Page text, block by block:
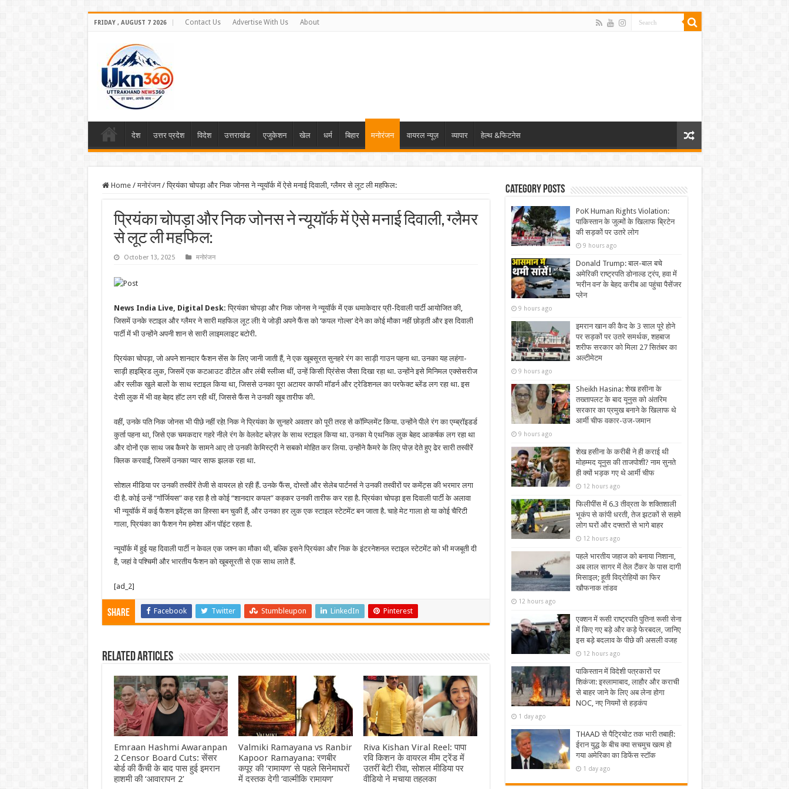
FRIDAY , AUGUST 7 2026 Contact Us Advertise With Us About
देश उत्तर प्रदेश विदेश उत्तराखंड एजुकेशन खेल धर्म बिहार मनोरंजन वायरल न्यूज़ व्यापार हेल्थ &फिटनेस
Home / मनोरंजन / प्रियंका चोपड़ा और निक जोनस ने न्यूयॉर्क में ऐसे मनाई दिवाली, ग्लैमर से लूट ली महफिल:
प्रियंका चोपड़ा और निक जोनस ने न्यूयॉर्क में ऐसे मनाई दिवाली, ग्लैमर
से लूट ली महफिल:
October 13, 2025 मनोरंजन
News India Live, Digital Desk:प्रियंका चोपड़ा और निक जोनस ने न्यूयॉर्क में एक धमाकेदार प्री-दिवाली पार्टी आयोजित की,
जिसमें उनके स्टाइल और ग्लैमर ने सारी महफिल लूट ली! ये जोड़ी अपने फैंस को ‘कपल गोल्स’ देने का कोई मौका नहीं छोड़ती और इस दिवाली
पार्टी में भी उन्होंने अपनी शान से सारी लाइमलाइट बटोरी.
प्रियंका चोपड़ा, जो अपने शानदार फैशन सेंस के लिए जानी जाती हैं, ने एक खूबसूरत सुनहरे रंग का साड़ी गाउन पहना था. उनका यह लहंगा-
साड़ी हाइब्रिड लुक, जिसमें एक कटआउट डीटेल और लंबी स्लीव्स थीं, उन्हें किसी प्रिंसेस जैसा दिखा रहा था. उन्होंने इसे मिनिमल एक्सेसरीज
और स्लीक खुले बालों के साथ स्टाइल किया था, जिससे उनका पूरा अटायर काफी मॉडर्न और ट्रेडिशनल का परफेक्ट ब्लेंड लग रहा था. इस
देसी लुक में भी वह बेहद हॉट लग रही थीं, जिससे फैंस ने उनकी खूब तारीफ की.
वहीं, उनके पति निक जोनस भी पीछे नहीं रहे! निक ने प्रियंका के सुनहरे अवतार को पूरी तरह से कॉम्प्लिमेंट किया. उन्होंने पीले रंग का एम्ब्रॉइडर्ड
कुर्ता पहना था, जिसे एक चमकदार गहरे नीले रंग के वेलवेट ब्लेज़र के साथ स्टाइल किया था. उनका ये एथनिक लुक बेहद आकर्षक लग रहा था
और दोनों एक साथ जब कैमरे के सामने आए तो उनकी केमिस्ट्री ने सबको मोहित कर लिया. उन्होंने कैमरे के लिए पोज़ देते हुए ढेर सारी तस्वीरें
क्लिक करवाईं, जिसमें उनका प्यार साफ झलक रहा था.
सोशल मीडिया पर उनकी तस्वीरें तेजी से वायरल हो रही हैं. उनके फैंस, दोस्तों और सेलेब पार्टनर्स ने उनकी तस्वीरों पर कमेंट्स की भरमार लगा
दी है. कोई उन्हें “गॉर्जियस” कह रहा है तो कोई “शानदार कपल” कहकर उनकी तारीफ कर रहा है. प्रियंका चोपड़ा इस दिवाली पार्टी के अलावा
भी न्यूयॉर्क में कई फैशन इवेंट्स का हिस्सा बन चुकी हैं, और उनका हर लुक एक स्टाइल स्टेटमेंट बन जाता है. चाहे मेट गाला हो या कोई चैरिटी
गाला, प्रियंका का फैशन गेम हमेशा ऑन पॉइंट रहता है.
न्यूयॉर्क में हुई यह दिवाली पार्टी न केवल एक जश्न का मौका थी, बल्कि इसने प्रियंका और निक के इंटरनेशनल स्टाइल स्टेटमेंट को भी मजबूती दी
है, जहां वे पश्चिमी और भारतीय फैशन को खूबसूरती से एक साथ लाते हैं.
[ad_2]
Share Facebook Twitter Stumbleupon LinkedIn Pinterest
Related Articles
Emraan Hashmi Awaranpan
2 Censor Board Cuts: सेंसर
बोर्ड की कैंची के बाद पास हुई इमरान
हाशमी की ‘आवारापन 2’
Valmiki Ramayana vs Ranbir
Kapoor Ramayana: रणबीर
कपूर की ‘रामायण’ से पहले सिनेमाघरों
में दस्तक देगी ‘वाल्मीकि रामायण’
Riva Kishan Viral Reel: पापा
रवि किशन के वायरल मीम ट्रेंड में
उतरीं बेटी रीवा, सोशल मीडिया पर
वीडियो ने मचाया तहलका
Category Posts
PoK Human Rights Violation:
पाकिस्तान के जुल्मों के खिलाफ ब्रिटेन
की सड़कों पर उतरे लोग
9 hours ago
Donald Trump: बाल-बाल बचे
अमेरिकी राष्ट्रपति डोनाल्ड ट्रंप, हवा में
‘मरीन वन’ के बेहद करीब आ पहुंचा पैसेंजर
प्लेन
9 hours ago
इमरान खान की कैद के 3 साल पूरे होने
पर सड़कों पर उतरे समर्थक, शहबाज
शरीफ सरकार को मिला 27 सितंबर का
अल्टीमेटम
9 hours ago
Sheikh Hasina: शेख हसीना के
तख्तापलट के बाद यूनुस को अंतरिम
सरकार का प्रमुख बनाने के खिलाफ थे
आर्मी चीफ वकार-उज-जमान
9 hours ago
शेख हसीना के करीबी ने ही कराई थी
मोहम्मद यूनुस की ताजपोशी? नाम सुनते
ही क्यों भड़क गए थे आर्मी चीफ
12 hours ago
फिलीपींस में 6.3 तीव्रता के शक्तिशाली
भूकंप से कांपी धरती, तेज झटकों से सहमे
लोग घरों और दफ्तरों से भागे बाहर
12 hours ago
पहले भारतीय जहाज को बनाया निशाना,
अब लाल सागर में तेल टैंकर के पास दागी
मिसाइल; हूती विद्रोहियों का फिर
खौफनाक तांडव
12 hours ago
एक्शन में रूसी राष्ट्रपति पुतिन! रूसी सेना
में किए गए बड़े और कड़े फेरबदल, जानिए
इस बड़े बदलाव के पीछे की असली वजह
12 hours ago
पाकिस्तान में विदेशी पत्रकारों पर
शिकंजा: इस्लामाबाद, लाहौर और कराची
से बाहर जाने के लिए अब लेना होगा
NOC, नए नियमों से हड़कंप
1 day ago
THAAD से पैट्रियोट तक भारी तबाही:
ईरान युद्ध के बीच क्या सचमुच खत्म हो
गया अमेरिका का डिफेंस स्टॉक
1 day ago